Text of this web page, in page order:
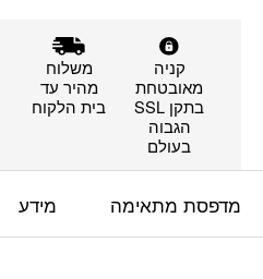
קניה
מאובטחת
בתקן SSL
הגבוה
בעולם
משלוח
מהיר עד
בית הלקוח
מדפסת מתאימה מידע